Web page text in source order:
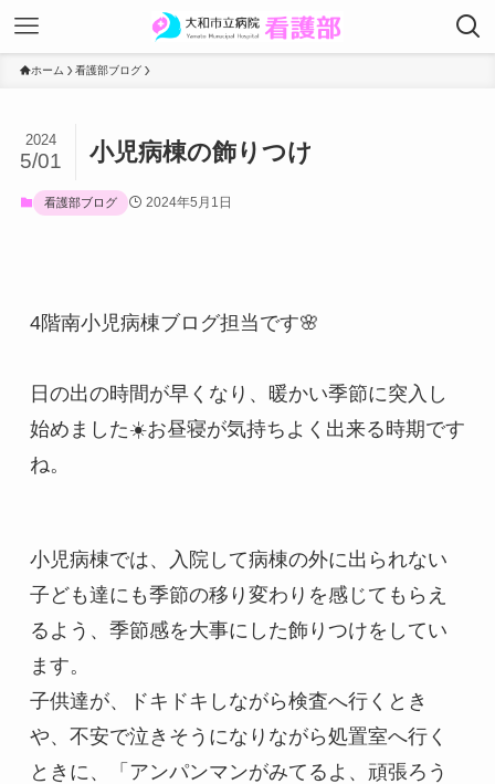
ホーム 看護部ブログ
小児病棟の飾りつけ
2024
5/01
看護部ブログ 2024年5月1日
4階南小児病棟ブログ担当です🌸
日の出の時間が早くなり、暖かい季節に突入し
始めました☀️お昼寝が気持ちよく出来る時期です
ね。
小児病棟では、入院して病棟の外に出られない
子ども達にも季節の移り変わりを感じてもらえ
るよう、季節感を大事にした飾りつけをしてい
ます。
子供達が、ドキドキしながら検査へ行くとき
や、不安で泣きそうになりながら処置室へ行く
ときに、「アンパンマンがみてるよ、頑張ろう